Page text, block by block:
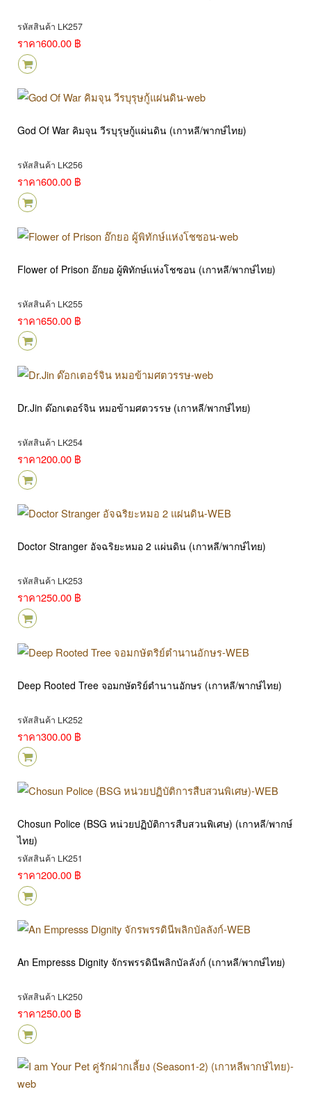
รหัสสินค้า LK257
ราคา600.00 ฿
God Of War คิมจุน วีรบุรุษกู้แผ่นดิน (เกาหลี/พากษ์ไทย)
รหัสสินค้า LK256
ราคา600.00 ฿
Flower of Prison อ๊กยอ ผู้พิทักษ์แห่งโชซอน (เกาหลี/พากษ์ไทย)
รหัสสินค้า LK255
ราคา650.00 ฿
Dr.Jin ด๊อกเตอร์จิน หมอข้ามศตวรรษ (เกาหลี/พากษ์ไทย)
รหัสสินค้า LK254
ราคา200.00 ฿
Doctor Stranger อัจฉริยะหมอ 2 แผ่นดิน (เกาหลี/พากษ์ไทย)
รหัสสินค้า LK253
ราคา250.00 ฿
Deep Rooted Tree จอมกษัตริย์ตำนานอักษร (เกาหลี/พากษ์ไทย)
รหัสสินค้า LK252
ราคา300.00 ฿
Chosun Police (BSG หน่วยปฏิบัติการสืบสวนพิเศษ) (เกาหลี/พากษ์
ไทย)
รหัสสินค้า LK251
ราคา200.00 ฿
An Empresss Dignity จักรพรรดินีพลิกบัลลังก์ (เกาหลี/พากษ์ไทย)
รหัสสินค้า LK250
ราคา250.00 ฿